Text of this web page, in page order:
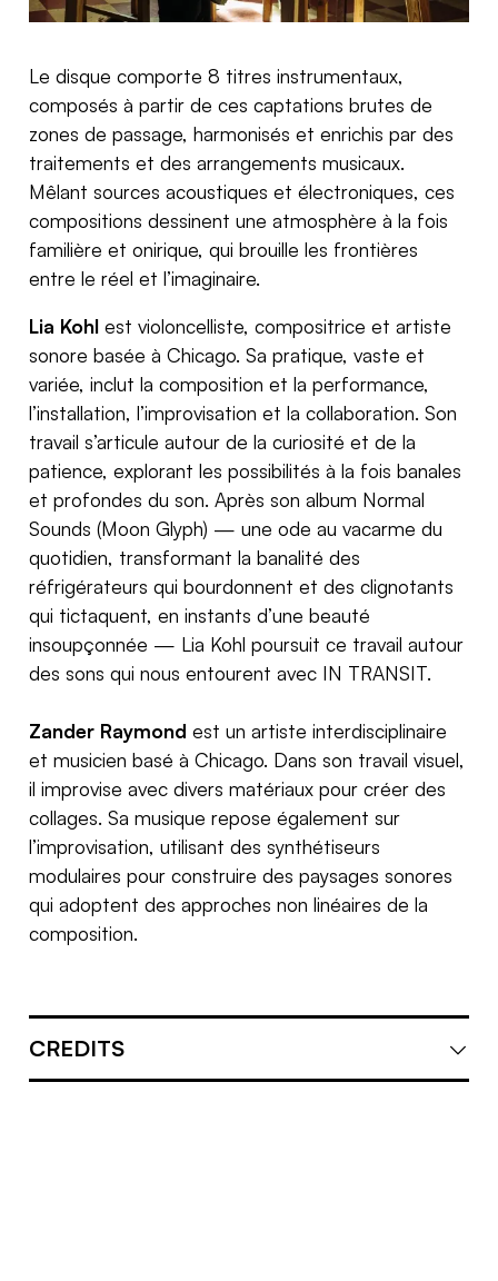
Le disque comporte 8 titres instrumentaux,
composés à partir de ces captations brutes de
zones de passage, harmonisés et enrichis par des
traitements et des arrangements musicaux.
Mêlant sources acoustiques et électroniques, ces
compositions dessinent une atmosphère à la fois
familière et onirique, qui brouille les frontières
entre le réel et l’imaginaire.
Lia Kohlest violoncelliste, compositrice et artiste
sonore basée à Chicago. Sa pratique, vaste et
variée, inclut la composition et la performance,
l’installation, l’improvisation et la collaboration. Son
travail s’articule autour de la curiosité et de la
patience, explorant les possibilités à la fois banales
et profondes du son. Après son album Normal
Sounds (Moon Glyph) — une ode au vacarme du
quotidien, transformant la banalité des
réfrigérateurs qui bourdonnent et des clignotants
qui tictaquent, en instants d’une beauté
insoupçonnée — Lia Kohl poursuit ce travail autour
des sons qui nous entourent avec IN TRANSIT.
Zander Raymondest un artiste interdisciplinaire
et musicien basé à Chicago. Dans son travail visuel,
il improvise avec divers matériaux pour créer des
collages. Sa musique repose également sur
l’improvisation, utilisant des synthétiseurs
modulaires pour construire des paysages sonores
qui adoptent des approches non linéaires de la
composition.
CREDITS